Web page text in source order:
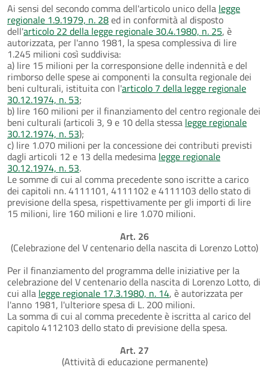
Ai sensi del secondo comma dell'articolo unico della legge
regionale 1.9.1979, n. 28ed in conformità al disposto
dell'articolo 22 della legge regionale 30.4.1980, n. 25, è
autorizzata, per l'anno 1981, la spesa complessiva di lire
1.245 milioni così suddivisa:
a) lire 15 milioni per la corresponsione delle indennità e del
rimborso delle spese ai componenti la consulta regionale dei
beni culturali, istituita con l'articolo 7 della legge regionale
30.12.1974, n. 53;
b) lire 160 milioni per il finanziamento del centro regionale dei
beni culturali (articoli 3, 9 e 10 della stessa legge regionale
30.12.1974, n. 53);
c) lire 1.070 milioni per la concessione dei contributi previsti
dagli articoli 12 e 13 della medesima legge regionale
30.12.1974, n. 53.
Le somme di cui al comma precedente sono iscritte a carico
dei capitoli nn. 4111101, 4111102 e 4111103 dello stato di
previsione della spesa, rispettivamente per gli importi di lire
15 milioni, lire 160 milioni e lire 1.070 milioni.
Art. 26
(Celebrazione del V centenario della nascita di Lorenzo Lotto)
Per il finanziamento del programma delle iniziative per la
celebrazione del V centenario della nascita di Lorenzo Lotto, di
cui alla legge regionale 17.3.1980, n. 14, è autorizzata per
l'anno 1981, l'ulteriore spesa di L. 200 milioni.
La somma di cui al comma precedente è iscritta al carico del
capitolo 4112103 dello stato di previsione della spesa.
Art. 27
(Attività di educazione permanente)